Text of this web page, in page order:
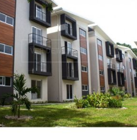
VER DETALLES